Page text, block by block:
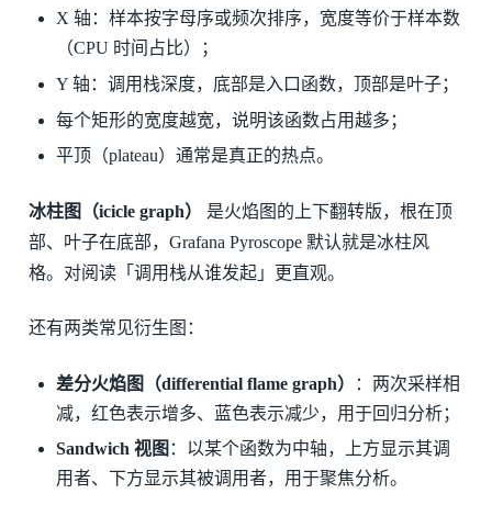
X 轴：样本按字母序或频次排序，宽度等价于样本数
（CPU 时间占比）；
Y 轴：调用栈深度，底部是入口函数，顶部是叶子；
每个矩形的宽度越宽，说明该函数占用越多；
平顶（plateau）通常是真正的热点。
冰柱图（icicle graph）
是火焰图的上下翻转版，根在顶
部、叶子在底部，Grafana Pyroscope 默认就是冰柱风
格。对阅读「调用栈从谁发起」更直观。
还有两类常见衍生图：
差分火焰图（differential flame graph）
：两次采样相
减，红色表示增多、蓝色表示减少，用于回归分析；
Sandwich 视图 ：以某个函数为中轴，上方显示其调
用者、下方显示其被调用者，用于聚焦分析。